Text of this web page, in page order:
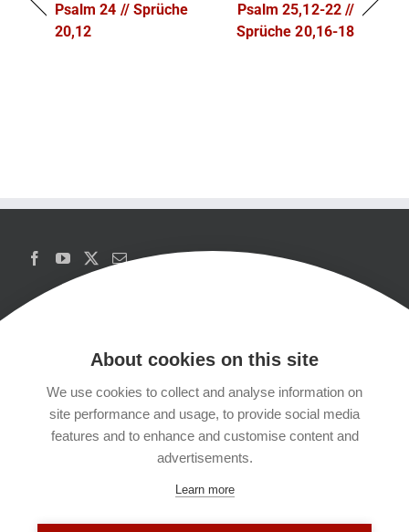
Psalm 24 // Sprüche
20,12
Psalm 25,12-22 //
Sprüche 20,16-18
Copyrights
Datenschutzerklärung
Kontakt
About cookies on this site
We use cookies to collect and analyse information on
site performance and usage, to provide social media
features and to enhance and customise content and
advertisements.
Learn more